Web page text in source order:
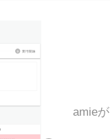
amie